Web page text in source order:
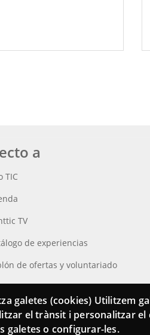
a
TIC
TV
de experiencias
de ofertas y voluntariado
tu Punt TIC
galetes (cookies) Utilitzem
el trànsit i personalitzar
galetes o configurar-les.